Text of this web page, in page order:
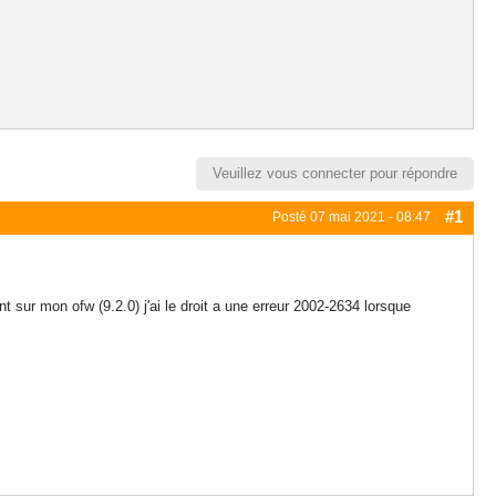
Veuillez vous connecter pour répondre
Posté 07 mai 2021 - 08:47 #1
sur mon ofw (9.2.0) j'ai le droit a une erreur 2002-2634 lorsque